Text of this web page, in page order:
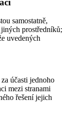
samostatně,
prostředníků;
uvedených
účasti jednoho
mezi stranami
řešení jejich